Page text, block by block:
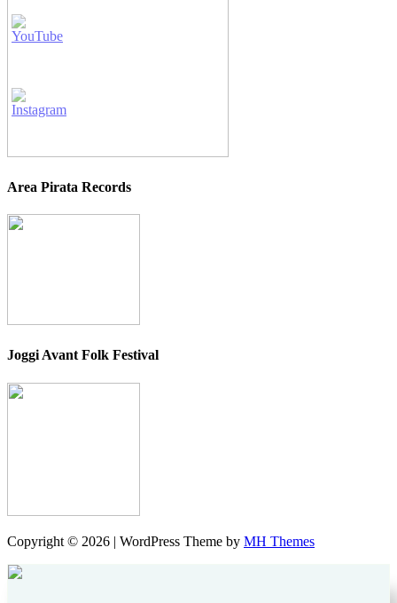
Area Pirata Records
Joggi Avant Folk Festival
Copyright © 2026 | WordPress Theme by MH Themes